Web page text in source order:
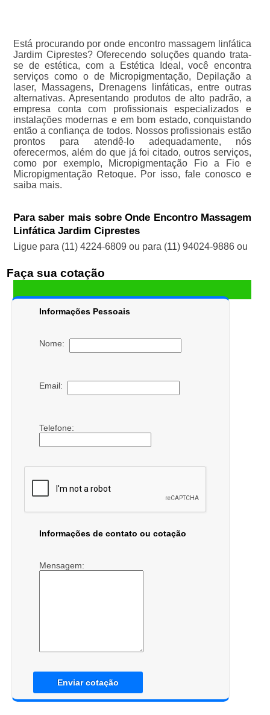
Está procurando por onde encontro massagem linfática
Jardim Ciprestes? Oferecendo soluções quando trata-
se de estética, com a Estética Ideal, você encontra
serviços como o de Micropigmentação, Depilação a
laser, Massagens, Drenagens linfáticas, entre outras
alternativas. Apresentando produtos de alto padrão, a
empresa conta com profissionais especializados e
instalações modernas e em bom estado, conquistando
então a confiança de todos. Nossos profissionais estão
prontos para atendê-lo adequadamente, nós
oferecermos, além do que já foi citado, outros serviços,
como por exemplo, Micropigmentação Fio a Fio e
Micropigmentação Retoque. Por isso, fale conosco e
saiba mais.
Para saber mais sobre Onde Encontro Massagem
Linfática Jardim Ciprestes
Ligue para (11) 4224-6809 ou para (11) 94024-9886ou
Faça sua cotação
Informações Pessoais
Nome:
Email:
Telefone:
Informações de contato ou cotação
Mensagem:
Enviar cotação